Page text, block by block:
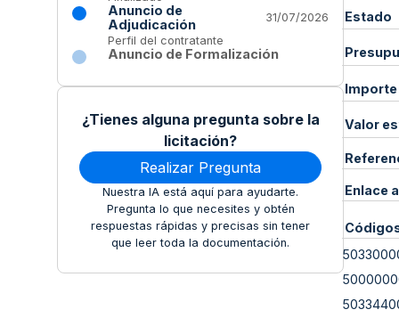
Anuncio de
Adjudicación
31/07/2026
Perfil del contratante
Anuncio de Formalización
¿Tienes alguna pregunta sobre la
licitación?
Realizar Pregunta
Nuestra IA está aquí para ayudarte.
Pregunta lo que necesites y obtén
respuestas rápidas y precisas sin tener
que leer toda la documentación.
Estado
Valor
Enlace